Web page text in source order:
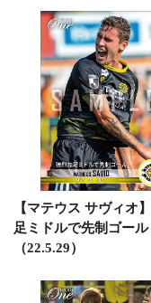
【マテウス サヴィオ
足ミドルで先制ゴール
（22.5.29）